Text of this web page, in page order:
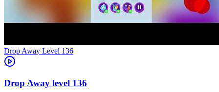
Level 136
136